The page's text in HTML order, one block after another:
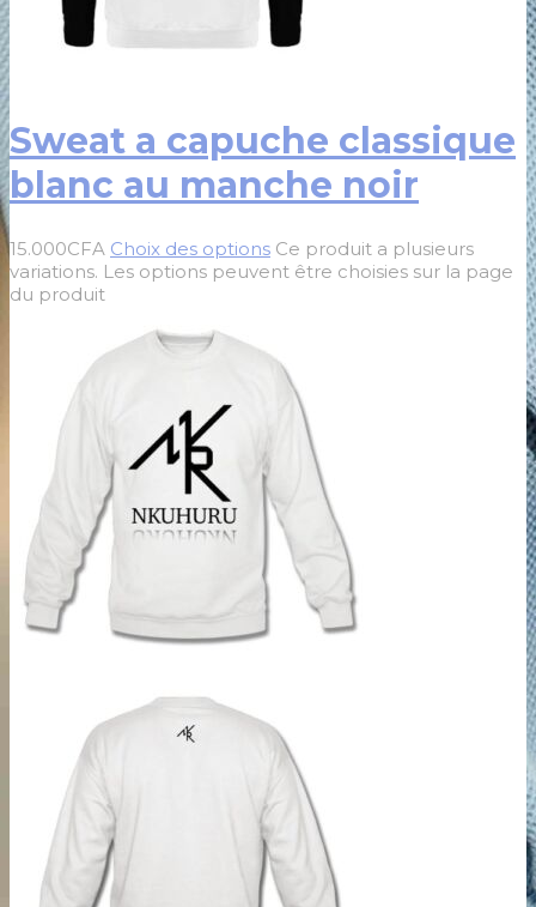
Sweat a capuche classique
blanc au manche noir
15.000CFA Choix des options Ce produit a plusieurs
variations. Les options peuvent être choisies sur la page
du produit